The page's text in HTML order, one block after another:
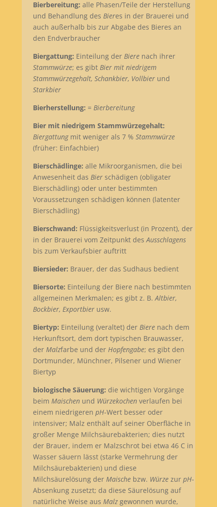
Bierbereitung: alle Phasen/Teile der Herstellung
und Behandlung des Bieres in der Brauerei und
auch außerhalb bis zur Abgabe des Bieres an
den Endverbraucher
Biergattung: Einteilung der Bierenach ihrer
Stammwürze; es gibt Bier mit niedrigem
Stammwürzegehalt, Schankbier, Vollbierund
Starkbier
Bierherstellung: = Bierbereitung
Bier mit niedrigem Stammwürzegehalt:
Biergattungmit weniger als 7 % Stammwürze
(früher: Einfachbier)
Bierschädlinge: alle Mikroorganismen, die bei
Anwesenheit das Bierschädigen (obligater
Bierschädling) oder unter bestimmten
Voraussetzungen schädigen können (latenter
Bierschädling)
Bierschwand: Flüssigkeitsverlust (in Prozent), der
in der Brauerei vom Zeitpunkt des Ausschlagens
bis zum Verkaufsbier auftritt
Biersieder: Brauer, der das Sudhaus bedient
Biersorte: Einteilung der Biere nach bestimmten
allgemeinen Merkmalen; es gibt z. B. Altbier,
Bockbier, Exportbier usw.
Biertyp: Einteilung (veraltet) der Bierenach dem
Herkunftsort, dem dort typischen Brauwasser,
der Malzfarbe und der Hopfengabe; es gibt den
Dortmunder, Münchner, Pilsener und Wiener
Biertyp
biologische Säuerung: die wichtigen Vorgänge
beim Maischenund Würzekochenverlaufen bei
einem niedrigeren pH-Wert besser oder
intensiver; Malz enthält auf seiner Oberfläche in
großer Menge Milchsäurebakterien; dies nutzt
der Brauer, indem er Malzschrot bei etwa 46 C in
Wasser säuern lässt (starke Vermehrung der
Milchsäurebakterien) und diese
Milchsäurelösung der Maischebzw. Würzezur pH-
Absenkung zusetzt; da diese Säurelösung auf
natürliche Weise aus Malzgewonnen wurde,